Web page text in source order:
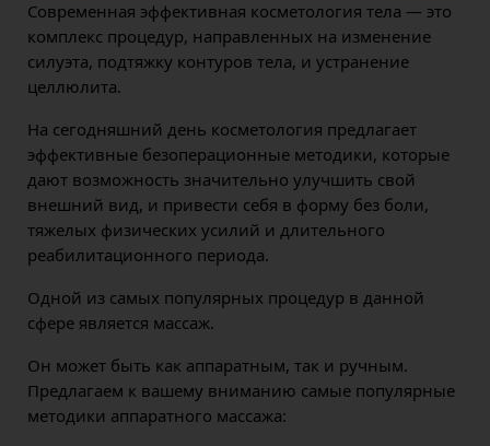
Современная эффективная косметология тела — это
комплекс процедур, направленных на изменение
силуэта, подтяжку контуров тела, и устранение
целлюлита.
На сегодняшний день косметология предлагает
эффективные безоперационные методики, которые
дают возможность значительно улучшить свой
внешний вид, и привести себя в форму без боли,
тяжелых физических усилий и длительного
реабилитационного периода.
Одной из самых популярных процедур в данной
сфере является массаж.
Он может быть как аппаратным, так и ручным.
Предлагаем к вашему вниманию самые популярные
методики аппаратного массажа: